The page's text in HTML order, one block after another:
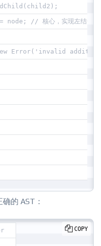
// 核心，实现左结合
Error('invalid
的 AST：
COPY